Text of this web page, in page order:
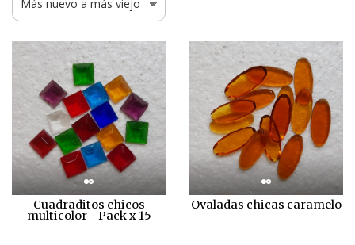
Cuadraditos chicos
multicolor - Pack x 15
Ovaladas chicas caramelo